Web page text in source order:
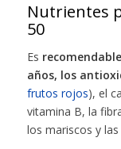
Nutrientes
50
Es
años, los
frutos rojos), el
vitamina B, la
los mariscos y las